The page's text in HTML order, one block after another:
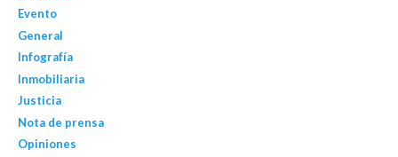
Evento
General
Infografía
Inmobiliaria
Justicia
Nota de prensa
Opiniones